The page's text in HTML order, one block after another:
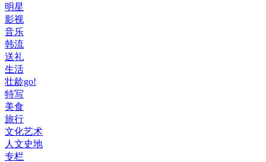
明星
影视
音乐
韩流
送礼
生活
壮龄go!
特写
美食
旅行
文化艺术
人文史地
专栏